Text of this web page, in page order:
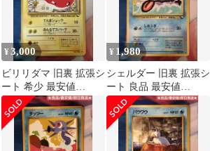
¥3,000
ビリリダマ 旧裏 拡張シ
ート 希少 最安値
Voltorb ポケモンカード
¥ 1,980
シェルダー 旧裏 拡張シ
ート 良品 最安値
Shellder ポケモンカー
ド